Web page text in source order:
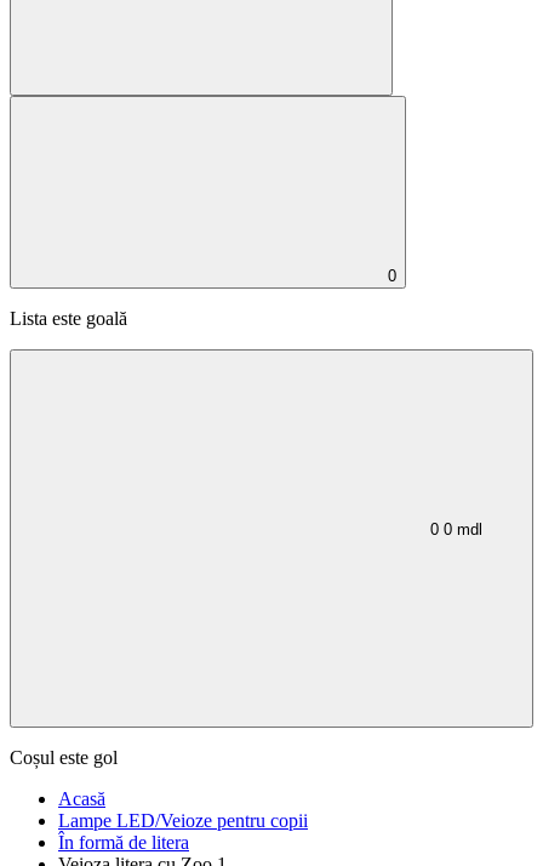
0
Lista este goală
0 0 mdl
Coșul este gol
Acasă
Lampe LED/Veioze pentru copii
În formă de litera